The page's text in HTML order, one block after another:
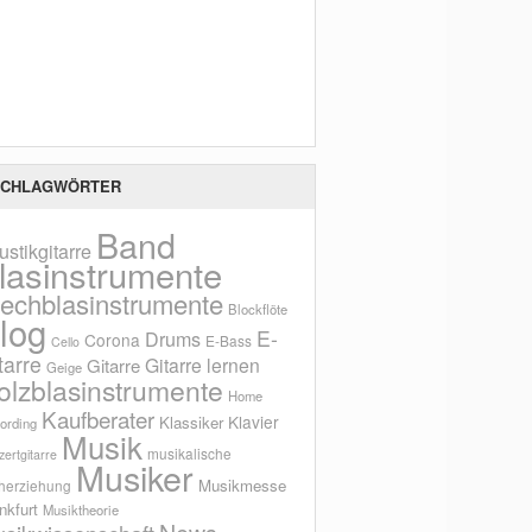
Band
Blockflöte
Cello Corona Drums E-Bass E-
Geige Gitarre Gitarre lernen
Home
Kaufberater Klassiker Klavier
Musik musikalische
Musiker Musikmesse
Musiktheorie